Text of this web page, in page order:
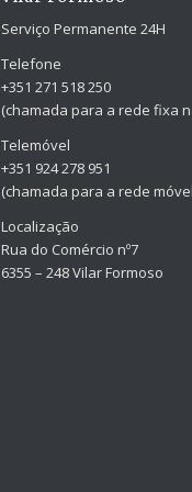
Serviço Permanente 24H
Telefone
+351 271 518 250
(chamada para a rede fixa
Telemóvel
+351 924 278 951
(chamada para a rede
Localização
Rua do Comércio nº7
6355 – 248 Vilar Formoso